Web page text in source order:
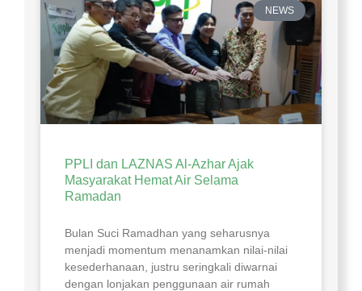
NEWS
PPLI dan LAZNAS Al-Azhar Ajak
Masyarakat Hemat Air Selama
Ramadan
Bulan Suci Ramadhan yang seharusnya
menjadi momentum menanamkan nilai-nilai
kesederhanaan, justru seringkali diwarnai
dengan lonjakan penggunaan air rumah